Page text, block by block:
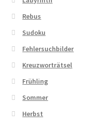
Rebus
Sudoku
Fehlersuchbilder
Kreuzworträtsel
Frühling
Sommer
Herbst